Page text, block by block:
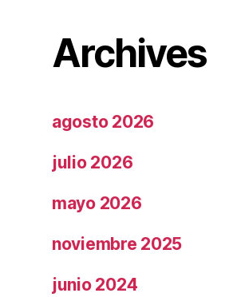
Archives
agosto 2026
julio 2026
mayo 2026
noviembre 2025
junio 2024